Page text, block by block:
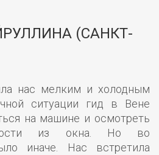
(САНКТ-
нас мелким и холодным
ситуации гид в Вене
на машине и осмотреть
из окна. Но во
иначе. Нас встретила